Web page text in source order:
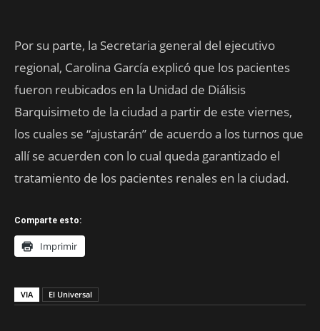
Por su parte, la Secretaria general del ejecutivo
regional, Carolina García explicó que los pacientes
fueron reubicados en la Unidad de Diálisis
Barquisimeto de la ciudad a partir de este viernes,
los cuales se “ajustarán” de acuerdo a los turnos que
allí se acuerden con lo cual queda garantizado el
tratamiento de los pacientes renales en la ciudad.
Comparte esto:
Imprimir
VIA El Universal